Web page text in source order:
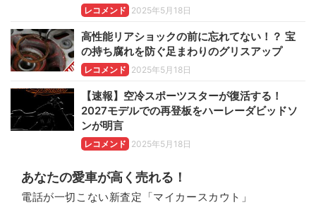
レコメンド 2025年5月18日
高性能リアショックの前に忘れてない！？ 宝
の持ち腐れを防ぐ足まわりのグリスアップ
レコメンド 2025年5月18日
【速報】空冷スポーツスターが復活する！
2027モデルでの再登板をハーレーダビッドソ
ンが明言
レコメンド 2025年5月18日
あなたの愛車が高く売れる！
電話が一切こない新査定「マイカースカウト」